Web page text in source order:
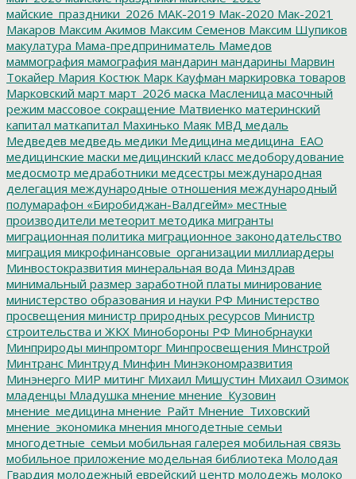
майские_праздники_2026 МАК-2019 Мак-2020 Мак-2021
Макаров Максим Акимов Максим Семенов Максим Шупиков
макулатура Мама-предприниматель Мамедов
маммография мамография мандарин мандарины Марвин
Токайер Мария Костюк Марк Кауфман маркировка товаров
Марковский март март_2026 маска Масленица масочный
режим массовое сокращение Матвиенко материнский
капитал маткапитал Махинько Маяк МВД медаль
Медведев медведь медики Медицина медицина_ЕАО
медицинские маски медицинский класс медоборудование
медосмотр медработники медсестры международная
делегация международные отношения международный
полумарафон «Биробиджан-Валдгейм» местные
производители метеорит методика мигранты
миграционная политика миграционное законодательство
миграция микрофинансовые_организации миллиардеры
Минвостокразвития минеральная вода Минздрав
минимальный размер заработной платы минирование
министерство образования и науки РФ Министерство
просвещения министр природных ресурсов Министр
строительства и ЖКХ Минобороны РФ Минобрнауки
Минприроды минпромторг Минпросвещения Минстрой
Минтранс Минтруд Минфин Минэкономразвития
Минэнерго МИР митинг Михаил Мишустин Михаил Озимок
младенцы Младушка мнение мнение_Кузовин
мнение_медицина мнение_Райт Мнение_Тиховский
мнение_экономика мнения многодетные семьи
многодетные_семьи мобильная галерея мобильная связь
мобильное приложение модельная библиотека Молодая
Гвардия молодежный еврейский центр молодежь молоко